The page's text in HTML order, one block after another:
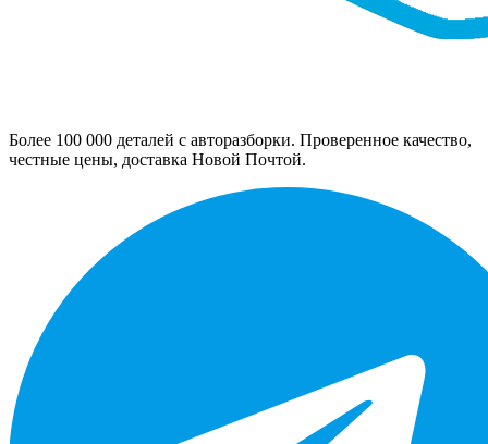
Более 100 000 деталей с авторазборки. Проверенное качество,
честные цены, доставка Новой Почтой.